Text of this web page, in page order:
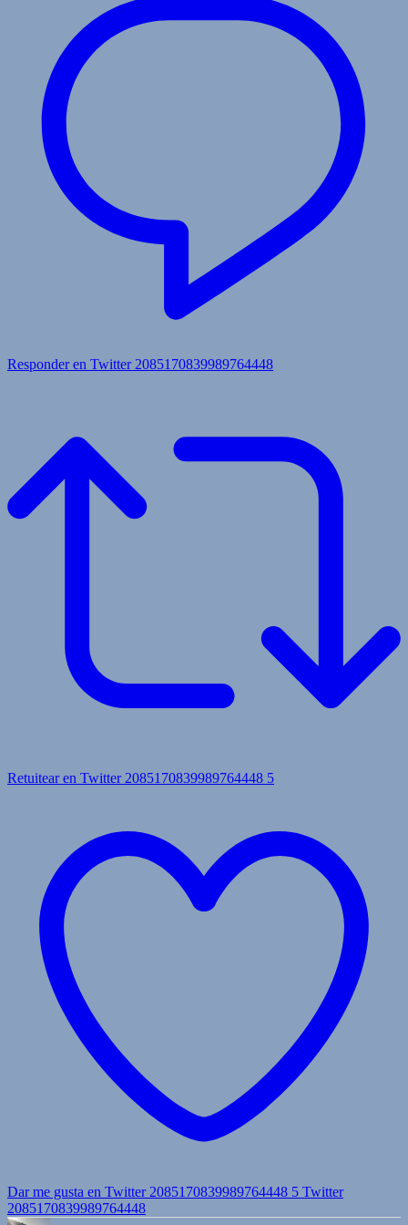
Responder en Twitter 2085170839989764448
Retuitear en Twitter 2085170839989764448 5
Dar me gusta en Twitter 2085170839989764448 5 Twitter
2085170839989764448